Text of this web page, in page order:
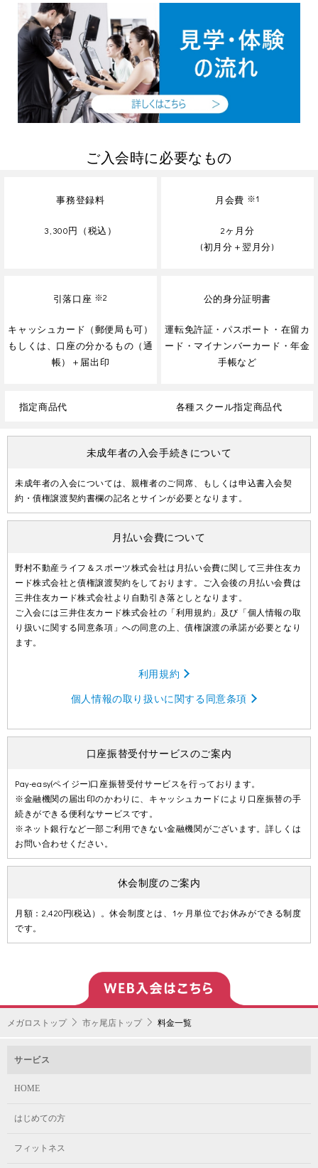
ご入会時に必要なもの
事務登録料
3,300円（税込）
月会費 ※1
2ヶ月分
(初月分＋翌月分)
引落口座 ※2
キャッシュカード（郵便局も可）
もしくは、口座の分かるもの（通
帳）＋届出印
公的身分証明書
運転免許証・パスポート・在留カ
ード・マイナンバーカード・年金
手帳など
指定商品代 各種スクール指定商品代
未成年者の入会手続きについて
未成年者の入会については、親権者のご同席、もしくは申込書入会契
約・債権譲渡契約書欄の記名とサインが必要となります。
月払い会費について
野村不動産ライフ＆スポーツ株式会社は月払い会費に関して三井住友カ
ード株式会社と債権譲渡契約をしております。ご入会後の月払い会費は
三井住友カード株式会社より自動引き落としとなります。
ご入会には三井住友カード株式会社の「利用規約」及び「個人情報の取
り扱いに関する同意条項」への同意の上、債権譲渡の承諾が必要となり
ます。
利用規約
個人情報の取り扱いに関する同意条項
口座振替受付サービスのご案内
Pay-easy(ペイジー)口座振替受付サービスを行っております。
※金融機関の届出印のかわりに、キャッシュカードにより口座振替の手
続きができる便利なサービスです。
※ネット銀行など一部ご利用できない金融機関がございます。詳しくは
お問い合わせください。
休会制度のご案内
月額：2,420円(税込）。休会制度とは、1ヶ月単位でお休みができる制度
です。
メガロストップ 市ヶ尾店トップ 料金一覧
サービス
HOME
はじめての方
フィットネス